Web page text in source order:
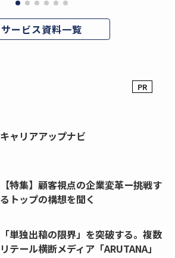
サービス資料一覧
キャリアアップナビ
【特集】顧客視点の企業変革ー挑戦す
るトップの構想を聞く
「単独出稿の限界」を突破する。複数
リテール横断メディア「ARUTANA」